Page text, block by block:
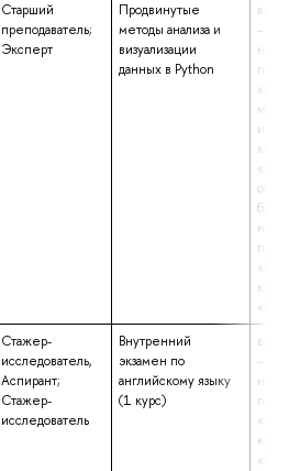
Старший
преподаватель;
Эксперт
Продвинутые
методы анализа и
визуализации
данных в Python
–
Стажер-
исследователь,
Аспирант;
Стажер-
исследователь
Внутренний
экзамен по
английскому языку
(1 курс)
–